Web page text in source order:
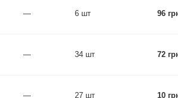
— 6 шт 96
— 34 шт 72
— 27 шт 10